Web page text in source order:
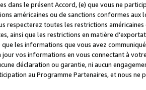
dans le présent Accord, (e) que vous ne
américaines ou de sanctions conformes
respecterez toutes les restrictions
ainsi que les restrictions en matière
les informations que vous avez
vos informations en vous connectant à
déclaration ou garantie, ni aucun
au Programme Partenaires, et nous